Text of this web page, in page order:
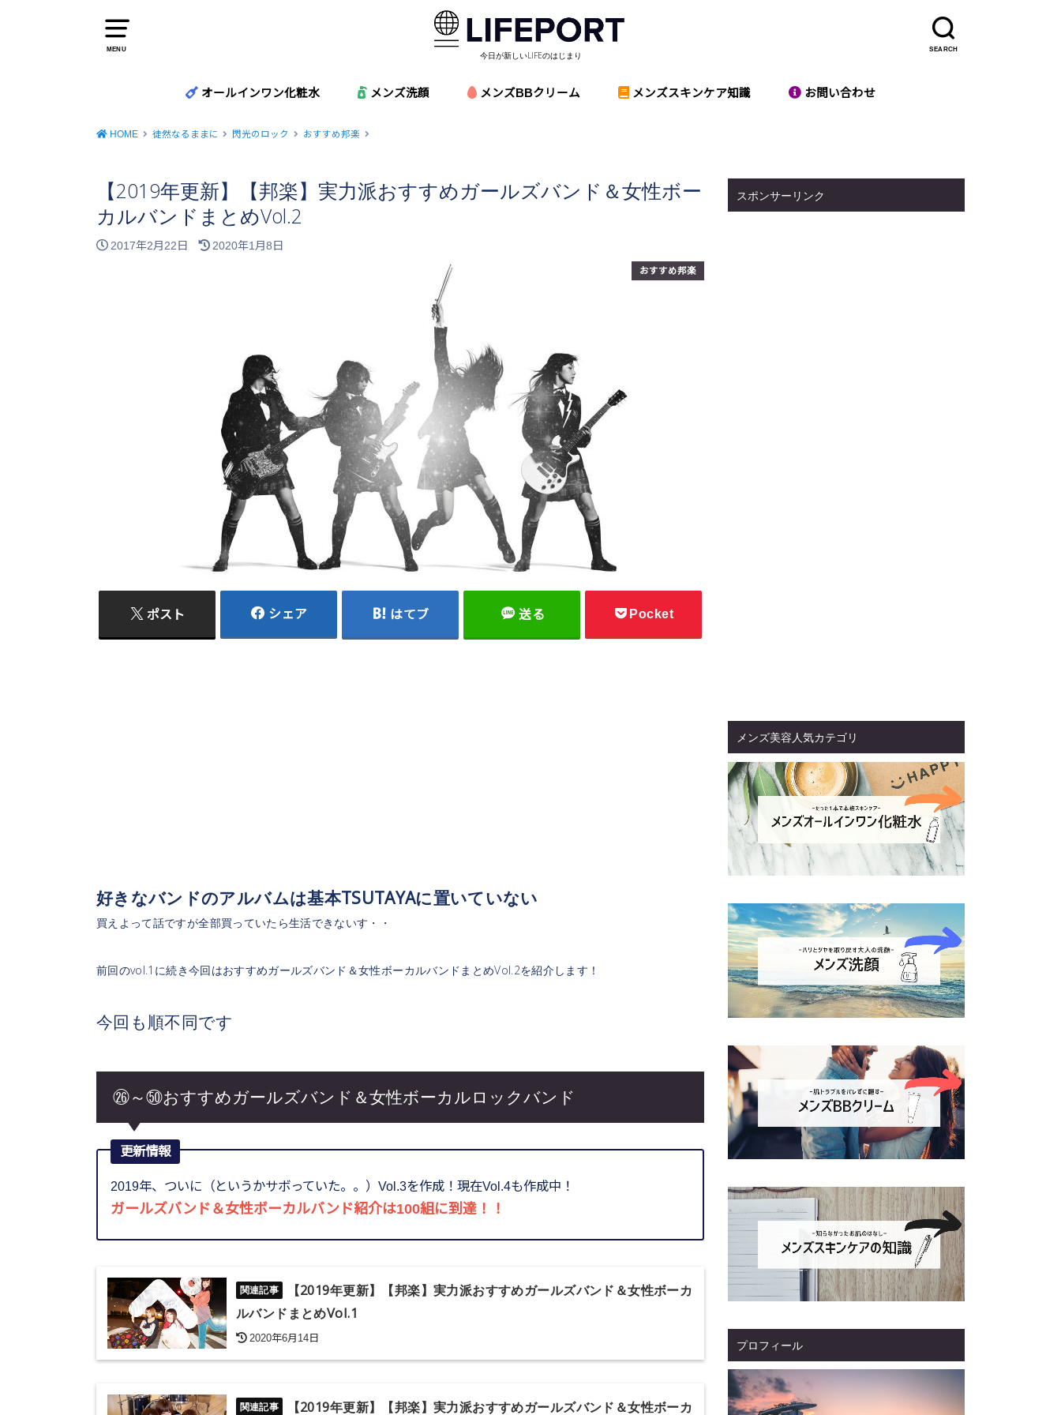
MENU SEARCH
今日が新しいLIFEのはじまり
オールインワン化粧水 メンズ洗顔 メンズBBクリーム メンズスキンケア知識 お問い合わせ
HOME 徒然なるままに 閃光のロック おすすめ邦楽
【2019年更新】【邦楽】実力派おすすめガールズバンド＆女性ボー
カルバンドまとめVol.2
2017年2月22日 2020年1月8日
おすすめ邦楽
ポスト シェア はてブ 送る Pocket
好きなバンドのアルバムは基本TSUTAYAに置いていない
買えよって話ですが全部買っていたら生活できないす・・
前回のvol.1に続き今回はおすすめガールズバンド＆女性ボーカルバンドまとめVol.2を紹介します！
今回も順不同です
㉖～㊿おすすめガールズバンド＆女性ボーカルロックバンド
更新情報
2019年、ついに（というかサボっていた。。）Vol.3を作成！現在Vol.4も作成中！
ガールズバンド＆女性ボーカルバンド紹介は100組に到達！！
【2019年更新】【邦楽】実力派おすすめガールズバンド＆女性ボーカ
ルバンドまとめVol.1
2020年6月14日
【2019年更新】【邦楽】実力派おすすめガールズバンド＆女性ボーカ
スポンサーリンク
メンズ美容人気カテゴリ
プロフィール